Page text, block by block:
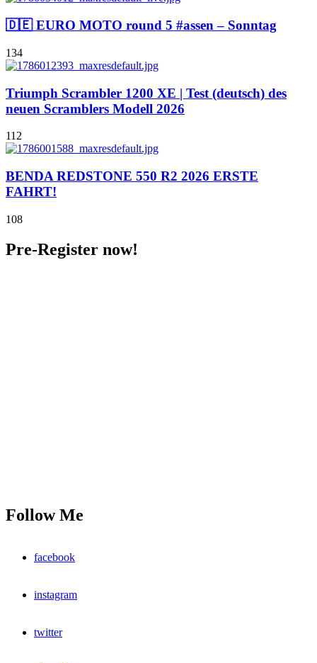
🇩🇪 EURO MOTO round 5 #assen – Sonntag
134
Triumph Scrambler 1200 XE | Test (deutsch) des
neuen Scramblers Modell 2026
112
BENDA REDSTONE 550 R2 2026 ERSTE
FAHRT!
108
Pre-Register now!
Follow Me
facebook
instagram
twitter